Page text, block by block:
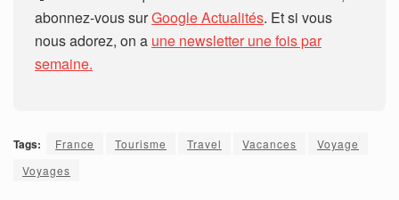
abonnez-vous surGoogle Actualités. Et si vous
nous adorez, on a une newsletter une fois par
semaine.
Tags: France Tourisme Travel Vacances
Voyage
Voyages